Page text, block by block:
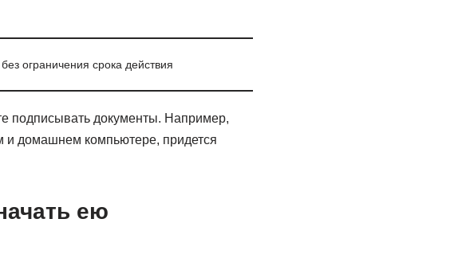
ограничения срока действия
подписывать документы. Например,
и домашнем компьютере, придется
ею